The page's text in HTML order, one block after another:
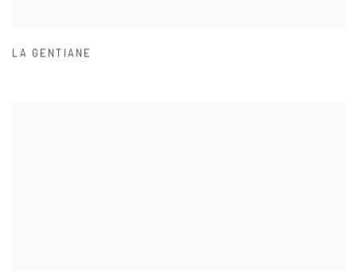
LA GENTIANE